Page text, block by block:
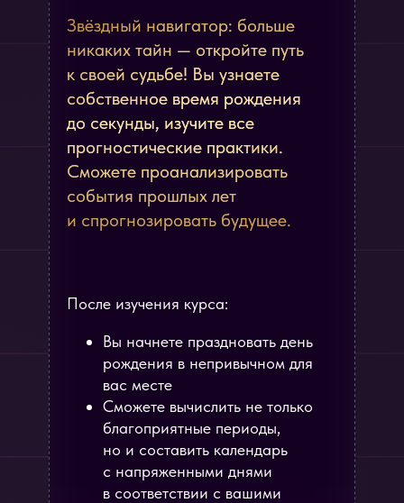
Звёздный навигатор: больше
никаких тайн — откройте путь
к своей судьбе! Вы узнаете
собственное время рождения
до секунды, изучите все
прогностические практики.
Сможете проанализировать
события прошлых лет
и спрогнозировать будущее.
После изучения курса:
Вы начнете праздновать день
рождения в непривычном для
вас месте
Сможете вычислить не только
благоприятные периоды,
но и составить календарь
с напряженными днями
в соответствии с вашими